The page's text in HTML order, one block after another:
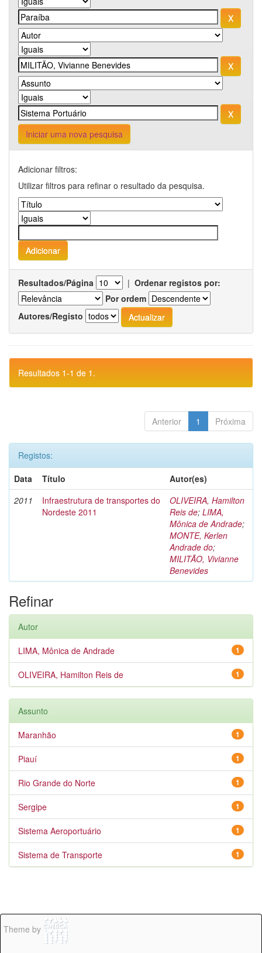
Iniciar uma nova pesquisa
Adicionar filtros:
Utilizar filtros para refinar o resultado da pesquisa.
Resultados/Página | Ordenar registos por:
Por ordem
Autores/Registo
Resultados 1-1 de 1.
Anterior 1 Próxima
Registos:
Data
Título
Autor(es)
2011
Infraestrutura de transportes do
Nordeste 2011
OLIVEIRA, Hamilton
Reis de; LIMA,
Mônica de Andrade;
MONTE, Kerlen
Andrade do;
MILITÃO, Vivianne
Benevides
Refinar
Autor
1
LIMA, Mônica de Andrade
1
OLIVEIRA, Hamilton Reis de
Assunto
1
Maranhão
1
Piauí
1
Rio Grande do Norte
1
Sergipe
1
Sistema Aeroportuário
1
Sistema de Transporte
Theme by